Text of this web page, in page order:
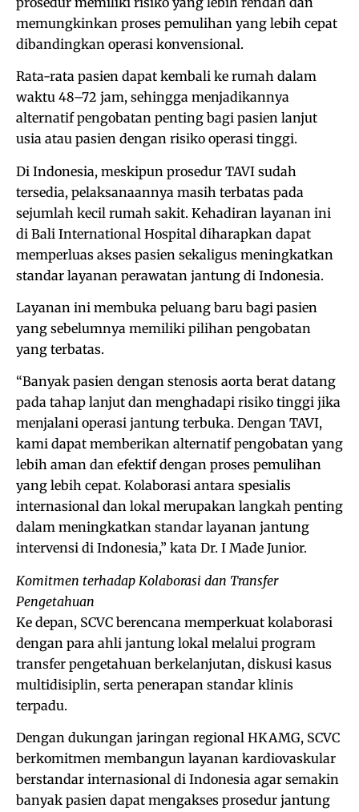
memungkinkan proses pemulihan yang lebih cepat
dibandingkan operasi konvensional.
Rata-rata pasien dapat kembali ke rumah dalam
waktu 48–72 jam, sehingga menjadikannya
alternatif pengobatan penting bagi pasien lanjut
usia atau pasien dengan risiko operasi tinggi.
Di Indonesia, meskipun prosedur TAVI sudah
tersedia, pelaksanaannya masih terbatas pada
sejumlah kecil rumah sakit. Kehadiran layanan ini
di Bali International Hospital diharapkan dapat
memperluas akses pasien sekaligus meningkatkan
standar layanan perawatan jantung di Indonesia.
Layanan ini membuka peluang baru bagi pasien
yang sebelumnya memiliki pilihan pengobatan
yang terbatas.
“Banyak pasien dengan stenosis aorta berat datang
pada tahap lanjut dan menghadapi risiko tinggi jika
menjalani operasi jantung terbuka. Dengan TAVI,
kami dapat memberikan alternatif pengobatan yang
lebih aman dan efektif dengan proses pemulihan
yang lebih cepat. Kolaborasi antara spesialis
internasional dan lokal merupakan langkah penting
dalam meningkatkan standar layanan jantung
intervensi di Indonesia,” kata Dr. I Made Junior.
Komitmen terhadap Kolaborasi dan Transfer
Pengetahuan
Ke depan, SCVC berencana memperkuat kolaborasi
dengan para ahli jantung lokal melalui program
transfer pengetahuan berkelanjutan, diskusi kasus
multidisiplin, serta penerapan standar klinis
terpadu.
Dengan dukungan jaringan regional HKAMG, SCVC
berkomitmen membangun layanan kardiovaskular
berstandar internasional di Indonesia agar semakin
banyak pasien dapat mengakses prosedur jantung